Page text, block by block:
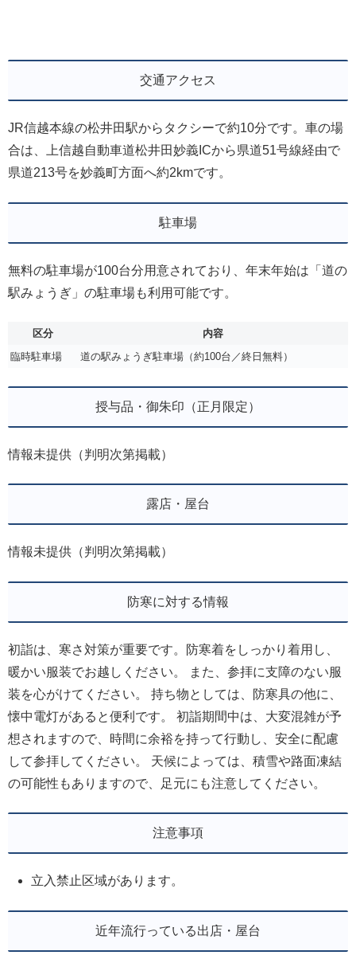
交通アクセス
JR信越本線の松井田駅からタクシーで約10分です。車の場
合は、上信越自動車道松井田妙義ICから県道51号線経由で
県道213号を妙義町方面へ約2kmです。
駐車場
無料の駐車場が100台分用意されており、年末年始は「道の
駅みょうぎ」の駐車場も利用可能です。
区分
内容
臨時駐車場
道の駅みょうぎ駐車場（約100台／終日無料）
授与品・御朱印（正月限定）
情報未提供（判明次第掲載）
露店・屋台
情報未提供（判明次第掲載）
防寒に対する情報
初詣は、寒さ対策が重要です。防寒着をしっかり着用し、
暖かい服装でお越しください。 また、参拝に支障のない服
装を心がけてください。 持ち物としては、防寒具の他に、
懐中電灯があると便利です。 初詣期間中は、大変混雑が予
想されますので、時間に余裕を持って行動し、安全に配慮
して参拝してください。 天候によっては、積雪や路面凍結
の可能性もありますので、足元にも注意してください。
注意事項
立入禁止区域があります。
近年流行っている出店・屋台